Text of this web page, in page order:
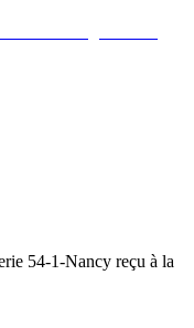
54-1-Nancy reçu à la